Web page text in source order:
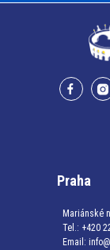
Praha
Mariánské
Tel.: +420
Email: